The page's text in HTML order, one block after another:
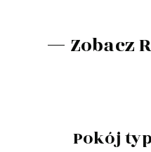
Zobacz
Pokój